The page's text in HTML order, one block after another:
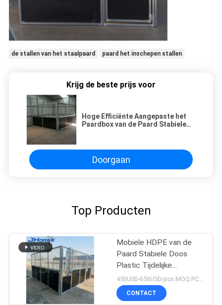
de stallen van het staalpaard paard het inschepen stallen
Krijg de beste prijs voor
Hoge Efficiënte Aangepaste het
Paardbox van de Paard Stabiele
Doorgaan
Top Producten
Mobiele HDPE van de
Paard Stabiele Doos
Plastic Tijdelijke
werkkracht Gemakkelijk
om met Dak te
installeren
450USD-650USD/pcs MOQ:PCs 1
CONTACT